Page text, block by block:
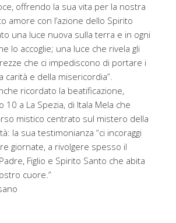
offrendo la sua vita per la nostra
amore con l’azione dello Spirito
una luce nuova sulla terra e in ogni
lo accoglie; una luce che rivela gli
che ci impediscono di portare i
carità e della misericordia”.
ricordato la beatificazione,
10 a La Spezia, di Itala Mela che
mistico centrato sul mistero della
la sua testimonianza “ci incoraggi
giornate, a rivolgere spesso il
Figlio e Spirito Santo che abita
cuore.”